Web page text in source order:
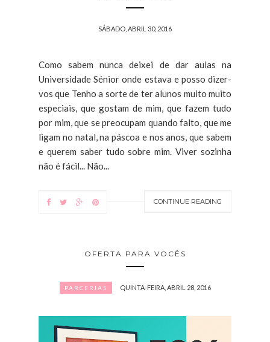
SÁBADO, ABRIL 30, 2016
Como sabem nunca deixei de dar aulas na
Universidade Sénior onde estava e posso dizer-
vos que Tenho a sorte de ter alunos muito muito
especiais, que gostam de mim, que fazem tudo
por mim, que se preocupam quando falto, que me
ligam no natal, na páscoa e nos anos, que sabem
e querem saber tudo sobre mim. Viver sozinha
não é fácil... Não...
CONTINUE READING
OFERTA PARA VOCÊS
PARCERIAS QUINTA-FEIRA, ABRIL 28, 2016